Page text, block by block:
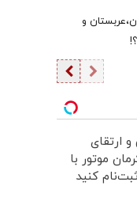
پاکستان،عربستان و
ارتقای
موتور با
کنید